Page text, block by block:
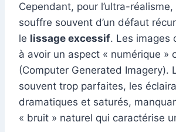
Cependant, pour l’ultra-réalisme,
souffre souvent d’un défaut
le lissage excessif. Les images
à avoir un aspect « numérique »
(Computer Generated Imagery).
souvent trop parfaites, les
dramatiques et saturés,
« bruit » naturel qui caractérise